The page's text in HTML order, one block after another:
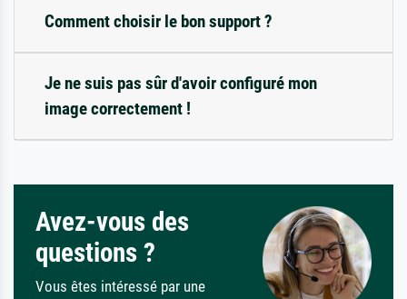
Comment choisir le bon support ?
Je ne suis pas sûr d'avoir configuré mon
image correctement !
Avez-vous des
questions ?
Vous êtes intéressé par une